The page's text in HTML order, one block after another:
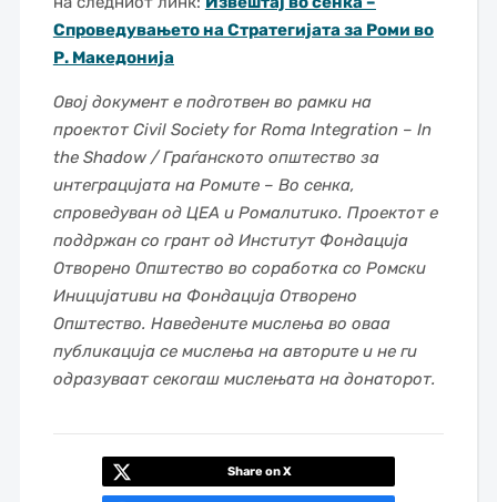
Спроведувањето на Стратегијата за Роми во
Р. Македонија
Овој документ е подготвен во рамки на
проектот Civil Society for Roma Integration – In
the Shadow / Граѓанското општество за
интеграцијата на Ромите – Во сенка,
спроведуван од ЦЕА и Ромалитико. Проектот е
поддржан со грант од Институт Фондација
Отворено Општество во соработка со Ромски
Иницијативи на Фондација Отворено
Општество. Наведените мислења во оваа
публикација се мислења на авторите и не ги
одразуваат секогаш мислењата на донаторот.
Share on X